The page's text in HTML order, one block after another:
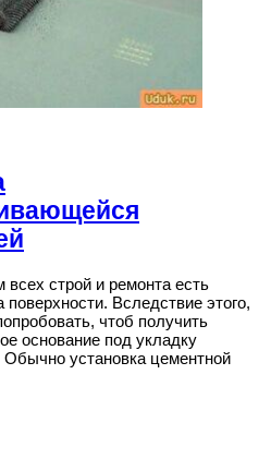
строй и ремонта есть
поверхности. Вследствие этого,
чтоб получить
основание под укладку
Обычно установка цементной